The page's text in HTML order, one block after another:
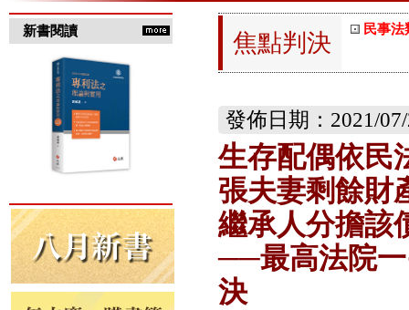
新書閱讀 焦點判決 民事法
發佈日期：2021/
生存配偶依民
張夫妻剩餘財
繼承人分擔該
──最高法院
決